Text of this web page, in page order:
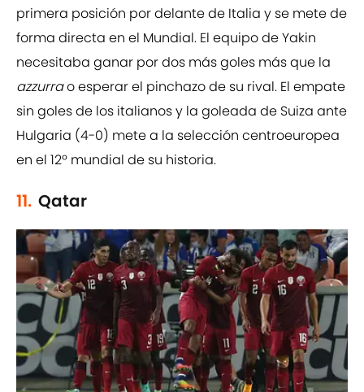
primera posición por delante de Italia y se mete de
forma directa en el Mundial. El equipo de Yakin
necesitaba ganar por dos más goles más que la
azzurrao esperar el pinchazo de su rival. El empate
sin goles de los italianos y la goleada de Suiza ante
Hulgaria (4-0) mete a la selección centroeuropea
en el 12º mundial de su historia.
11. Qatar